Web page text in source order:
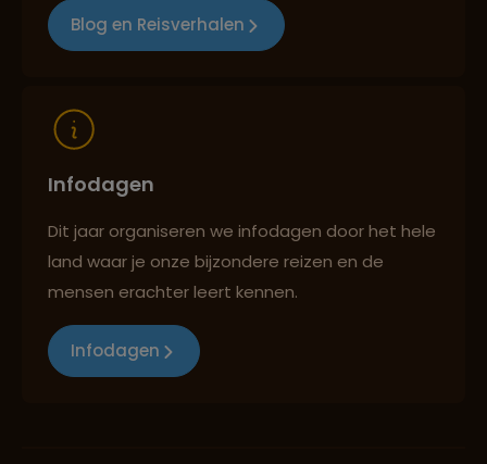
Blog en Reisverhalen
Infodagen
Dit jaar organiseren we infodagen door het hele
land waar je onze bijzondere reizen en de
mensen erachter leert kennen.
Infodagen